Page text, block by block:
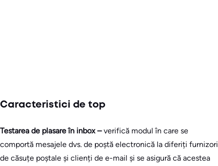
Caracteristici de top
Testarea de plasare în inbox –verifică modul în care se
comportă mesajele dvs. de poștă electronică la diferiți furnizori
de căsuțe poștale și clienți de e-mail și se asigură că acestea